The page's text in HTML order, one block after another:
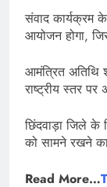
संवाद कार्यक्रम
आयोजन होगा,
आमंत्रित अतिथि
राष्ट्रीय स्तर
छिंदवाड़ा जिले के
को सामने रखने
Read More…